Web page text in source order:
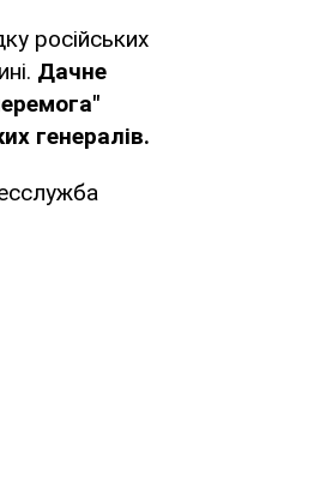
російських
Дачне
генералів.